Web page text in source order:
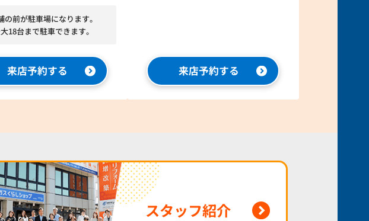
の前が駐車場になります。
18台まで駐車できます。
来店予約する 来店予約する
スタッフ紹介